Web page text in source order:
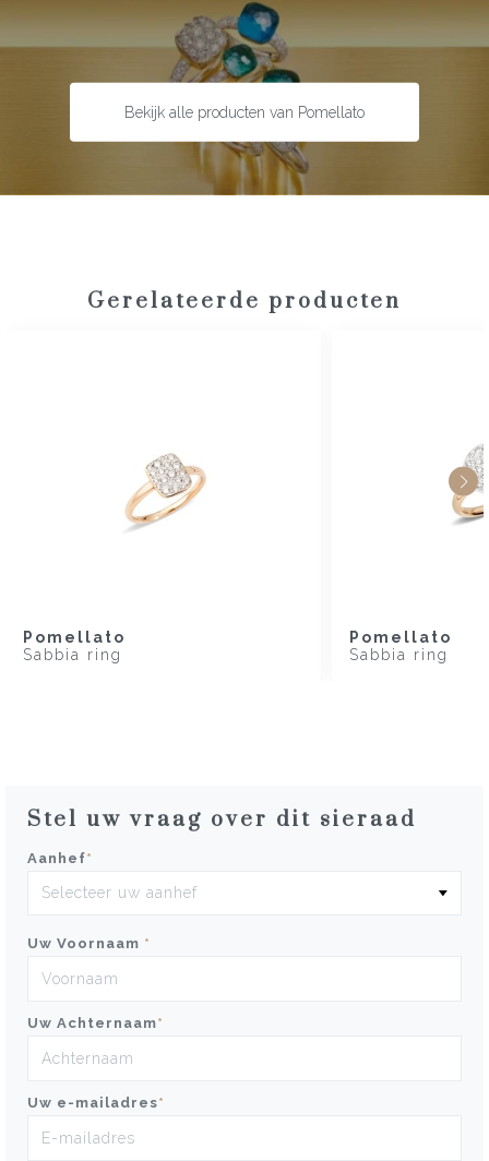
Briljant
3.65 ct
Bekijk alle producten van Pomellato
Gerelateerde producten
Pomellato
Sabbia ring
Pomellato
Sabbia ring
Stel uw vraag over dit sieraad
Aanhef*
Uw Voornaam *
Uw Achternaam*
Uw e-mailadres*